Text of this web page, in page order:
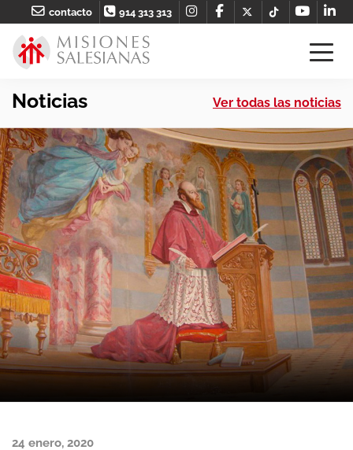
contacto 914 313 313
Noticias Ver todas las noticias
24 enero, 2020